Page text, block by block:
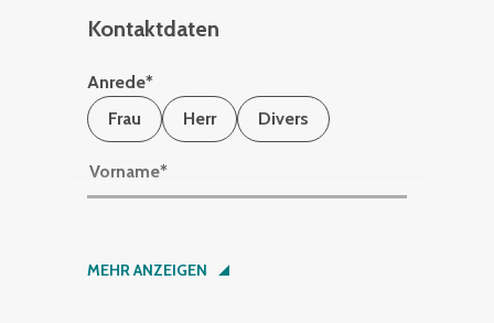
Kontaktdaten
Anrede*
Frau
Herr Divers
Vorname*
Nachname*
MEHR ANZEIGEN